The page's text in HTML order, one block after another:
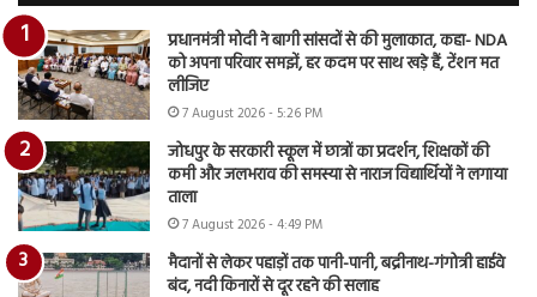
प्रधानमंत्री मोदी ने बागी सांसदों से की मुलाकात, कहा- NDA
को अपना परिवार समझें, हर कदम पर साथ खड़े हैं, टेंशन मत
लीजिए
7 August 2026 - 5:26 PM
जोधपुर के सरकारी स्कूल में छात्रों का प्रदर्शन, शिक्षकों की
कमी और जलभराव की समस्या से नाराज विद्यार्थियों ने लगाया
ताला
7 August 2026 - 4:49 PM
मैदानों से लेकर पहाड़ों तक पानी-पानी, बद्रीनाथ-गंगोत्री हाईवे
बंद, नदी किनारों से दूर रहने की सलाह